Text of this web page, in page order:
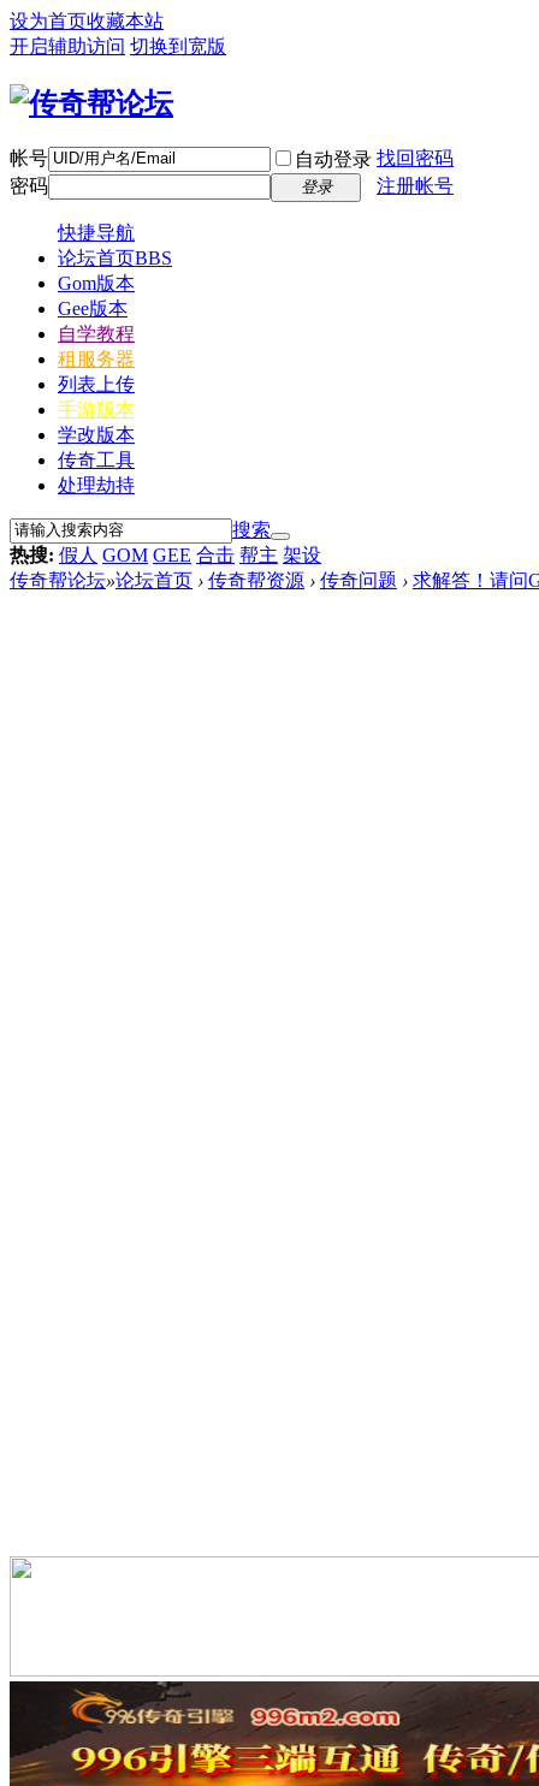
设为首页收藏本站
开启辅助访问 切换到宽版
帐号 自动登录 找回密码
密码
登录 注册帐号
快捷导航
论坛首页BBS
Gom版本
Gee版本
自学教程
租服务器
列表上传
手游版本
学改版本
传奇工具
处理劫持
搜索
热搜: 假人 GOM GEE 合击 帮主 架设
传奇帮论坛»论坛首页 › 传奇帮资源 › 传奇问题 › 求解答！请问